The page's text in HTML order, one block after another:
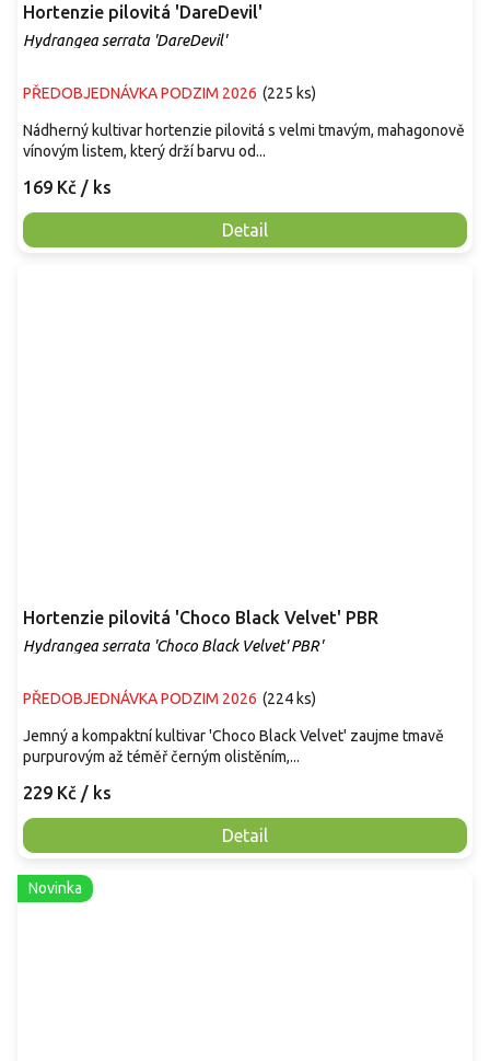
Hortenzie pilovitá 'DareDevil'
Hydrangea serrata 'DareDevil'
PŘEDOBJEDNÁVKA PODZIM 2026 (225 ks)
169 Kč / ks
Detail
Nádherný kultivar hortenzie pilovitá s velmi tmavým, mahagonově
vínovým listem, který drží barvu od...
Hortenzie pilovitá 'Choco Black Velvet' PBR
Hydrangea serrata 'Choco Black Velvet' PBR'
PŘEDOBJEDNÁVKA PODZIM 2026 (224 ks)
229 Kč / ks
Detail
Jemný a kompaktní kultivar 'Choco Black Velvet' zaujme tmavě
purpurovým až téměř černým olistěním,...
Novinka